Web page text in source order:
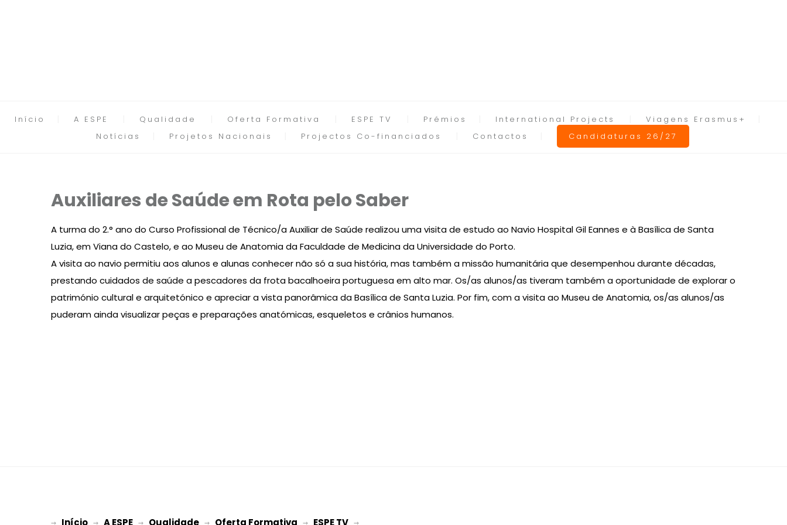
Início A ESPE Qualidade Oferta Formativa ESPE TV Prémios International Projects
Viagens Erasmus+
Notícias
Projetos Nacionais Projectos Co-financiados Contactos Candidaturas 26/27
Auxiliares de Saúde em Rota pelo Saber
A turma do 2.° ano do Curso Profissional de Técnico/a Auxiliar de Saúde realizou uma visita de estudo ao Navio Hospital Gil Eannes e à Basílica de Santa
Luzia, em Viana do Castelo, e ao Museu de Anatomia da Faculdade de Medicina da Universidade do Porto.
A visita ao navio permitiu aos alunos e alunas conhecer não só a sua história, mas também a missão humanitária que desempenhou durante décadas,
prestando cuidados de saúde a pescadores da frota bacalhoeira portuguesa em alto mar. Os/as alunos/as tiveram também a oportunidade de explorar o
património cultural e arquitetónico e apreciar a vista panorâmica da Basílica de Santa Luzia. Por fim, com a visita ao Museu de Anatomia, os/as alunos/as
puderam ainda visualizar peças e preparações anatómicas, esqueletos e crânios humanos.
→ Início → A ESPE → Qualidade → Oferta Formativa → ESPE TV